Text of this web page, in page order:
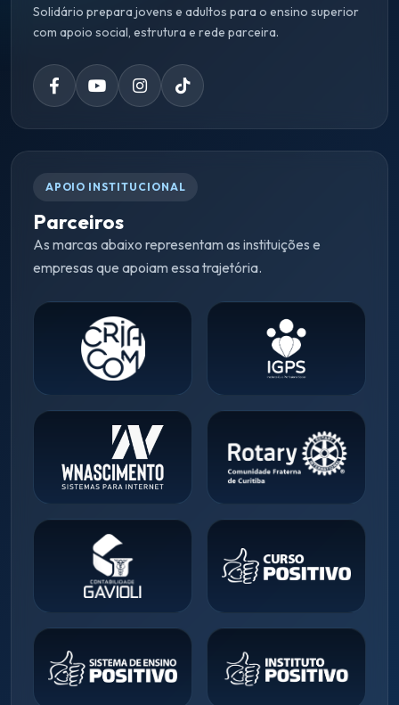
Solidário prepara jovens e adultos para o ensino superior
com apoio social, estrutura e rede parceira.
APOIO INSTITUCIONAL
Parceiros
As marcas abaixo representam as instituições e
empresas que apoiam essa trajetória.